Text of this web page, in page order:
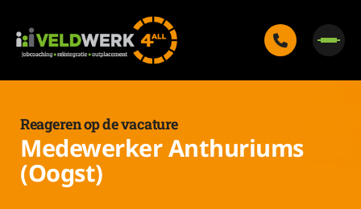
Reageren op de vacature
Medewerker Anthuriums
(Oogst)